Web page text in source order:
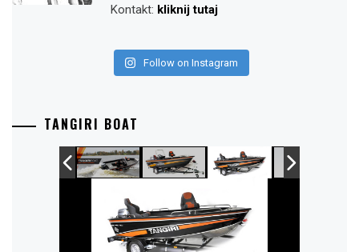
Kontakt: kliknij tutaj
Follow on Instagram
TANGIRI BOAT